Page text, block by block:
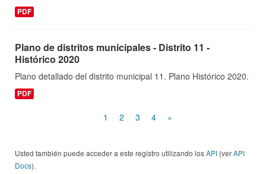
PDF
Plano de distritos municipales - Distrito 11 -
Histórico 2020
Plano detallado del distrito municipal 11. Plano Histórico 2020.
PDF
1 2 3 4 »
Usted también puede acceder a este registro utilizando losAPI (verAPI
Docs).